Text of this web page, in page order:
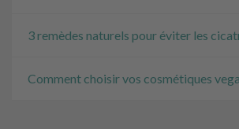
3 remèdes naturels pour éviter les
Comment choisir vos cosmétiques